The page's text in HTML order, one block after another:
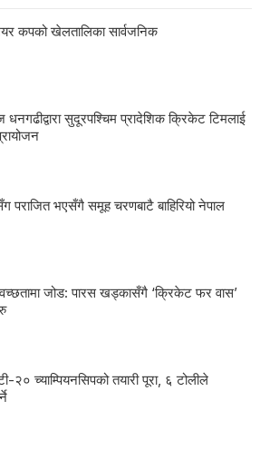
कपको खेलतालिका सार्वजनिक
सुदूरपश्चिम प्रादेशिक क्रिकेट टिमलाई
पराजित भएसँगै समूह चरणबाटै बाहिरियो नेपाल
जोड: पारस खड्कासँगै ‘क्रिकेट फर वास’
२० च्याम्पियनसिपको तयारी पूरा, ६ टोलीले